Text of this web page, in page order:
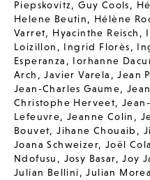
Piepskovitz,Guy Cools,
Helene Beutin, Hélène
Varret, Hyacinthe Reisch ,
Loizillon , Ingrid Florès,
Esperanza , Iorhanne
Arch ,Javier Varela ,Jean
Jean-Charles Gaume,
Christophe Herveet,
Lefeuvre,Jeanne Colin ,
Bouvet,Jihane Chouaib ,
Joana Schweizer, Joël
Ndofusu , Josy Basar,Joy
Julian Bellini,Julian